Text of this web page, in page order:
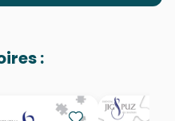
pour Adultes (500 à
fabriqués en France
8699375066289
: